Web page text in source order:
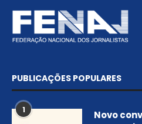
PUBLICAÇÕES POPULARES
1
Novo